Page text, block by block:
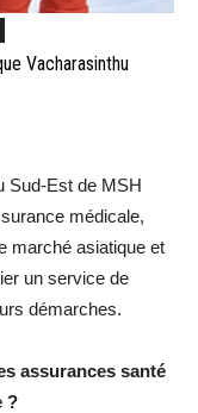
Vacharasinthu
Sud-Est de MSH
médicale,
marché asiatique et
un service de
démarches.
assurances santé
?